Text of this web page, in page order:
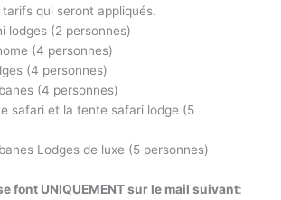
qui seront appliqués.
lodges (2 personnes)
(4 personnes)
(4 personnes)
(4 personnes)
safari et la tente safari lodge (5
Lodges de luxe (5 personnes)
font UNIQUEMENT sur le mail suivant: